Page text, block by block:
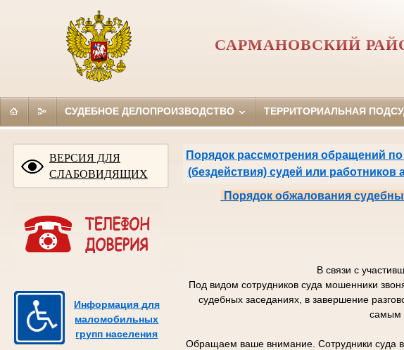
САРМАНОВСКИЙ
СУДЕБНОЕ ДЕЛОПРОИЗВОДСТВО ТЕРРИТОРИАЛЬНАЯ
ВЕРСИЯ ДЛЯ
СЛАБОВИДЯЩИХ
Информация для
маломобильных
групп населения
Порядок рассмотрения обращений
(бездействия) судей или
Порядок обжалования
В связи с
Под видом сотрудников суда мошенники
судебных заседаниях, в завершение
самым
Обращаем ваше внимание. Сотрудники суда в